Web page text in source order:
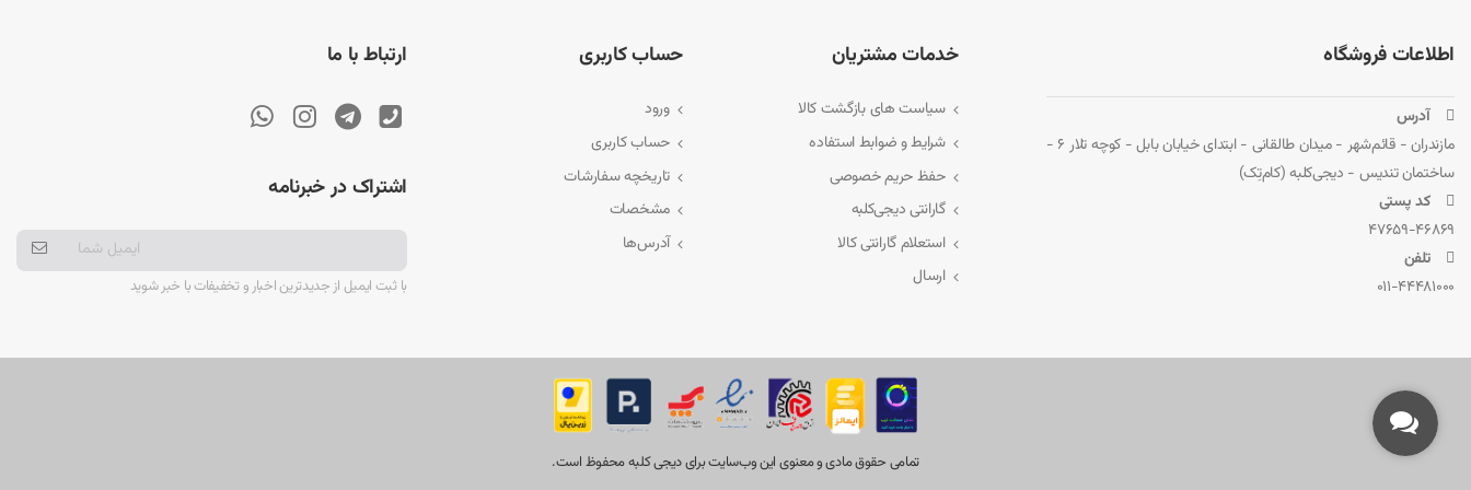
سایت رسمی توشیبااطلاعات فروشگاه
 آدرس
مازندران - قائم‌شهر - میدان طالقانی - ابتدای خیابان بابل - کوچه تلار 6 -
ساختمان تندیس - دیجی‌کلبه (کام‌تِک)
 کد پستی
47659-46869
 تلفن
011-44481000
خدمات مشتریان
سیاست های بازگشت کالا
شرایط و ضوابط استفاده
حفظ حریم خصوصی
گارانتی دیجی‌کلبه
استعلام گارانتی کالا
ارسال
حساب کاربری
ورود
حساب کاربری
تاریخچه سفارشات
مشخصات
آدرس‌ها
ارتباط با ما
اشتراک در خبرنامه
با ثبت ایمیل از جدیدترین اخبار و تخفیفات با خبر شوید
تمامی حقوق مادی و معنوی اين وب‌سايت برای دیجی کلبه محفوظ است.